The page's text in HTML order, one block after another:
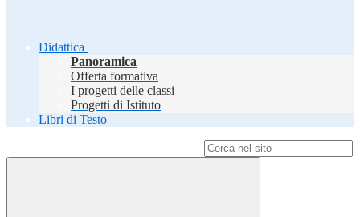
Didattica
Panoramica
Offerta formativa
I progetti delle classi
Progetti di Istituto
Libri di Testo